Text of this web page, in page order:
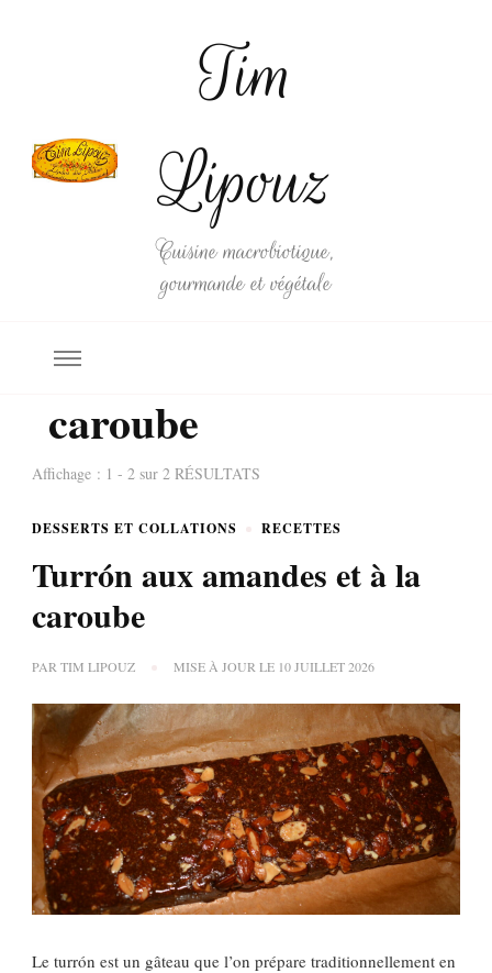
Tim
Lipouz
Cuisine macrobiotique,
gourmande et végétale
caroube
Affichage : 1 - 2 sur 2 RÉSULTATS
DESSERTS ET COLLATIONS RECETTES
Turrón aux amandes et à la
caroube
PAR TIM LIPOUZ MISE À JOUR LE 10 JUILLET 2026
Le turrón est un gâteau que l’on prépare traditionnellement en